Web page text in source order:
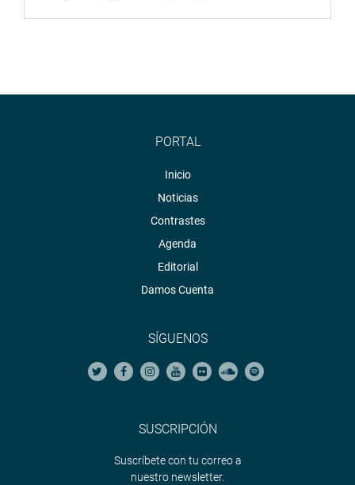
PORTAL
Inicio
Noticias
Contrastes
Agenda
Editorial
Damos Cuenta
SÍGUENOS
SUSCRIPCIÓN
Suscríbete con tu correo a
nuestro newsletter.